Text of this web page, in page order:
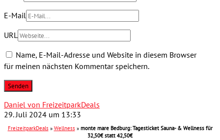
E-Mail
URL
Name, E-Mail-Adresse und Website in diesem Browser
für meinen nächsten Kommentar speichern.
Daniel von FreizeitparkDeals
29. Juli 2024 um 13:33
FreizeitparkDeals » Wellness » monte mare Bedburg: Tagesticket Sauna- & Wellness für
32,50€ statt 42,50€